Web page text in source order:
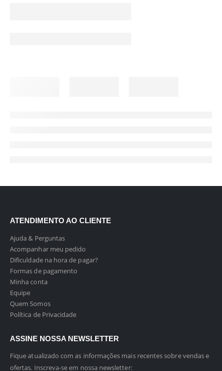
ATENDIMENTO AO CLIENTE
Ajuda & Perguntas
Acompanhar meu pedido
Dificuldade na hora de pagar?
Formas de pagamento
Minha conta
Equipe
Quem Somos
Política de Privacidade
ASSINE NOSSA NEWSLETTER
Fique atualizado com as informações mais recentes sobre vendas e
ofertas. Inscreva-se em nossa newsletter: